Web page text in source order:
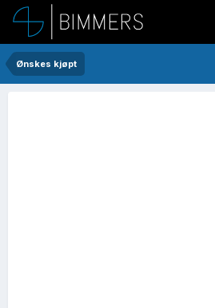
Ønskes kjøpt